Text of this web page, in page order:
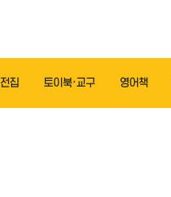
전집 토이북·교구 영어책